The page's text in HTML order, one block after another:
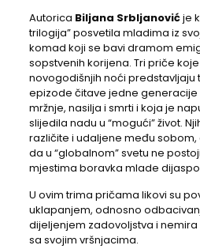
Autorica Biljana Srbljanovićje
trilogija” posvetila mladima iz
komad koji se bavi dramom
sopstvenih korijena. Tri priče
novogodišnjih noći predstavljaju
epizode čitave jedne
mržnje, nasilja i smrti i koja je
slijedila nadu u “mogući” život.
različite i udaljene među
da u “globalnom” svetu ne
mjestima boravka mlade
U ovim trima pričama likovi su
uklapanjem, odnosno
dijeljenjem zadovoljstva i
sa svojim vršnjacima.